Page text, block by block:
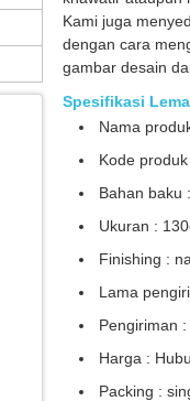
Kami juga
dengan cara
gambar desain
Spesifikasi
Nama
Kode
Bahan baku
Ukuran :
Finishing :
Lama
Pengiriman
Harga :
Packing :